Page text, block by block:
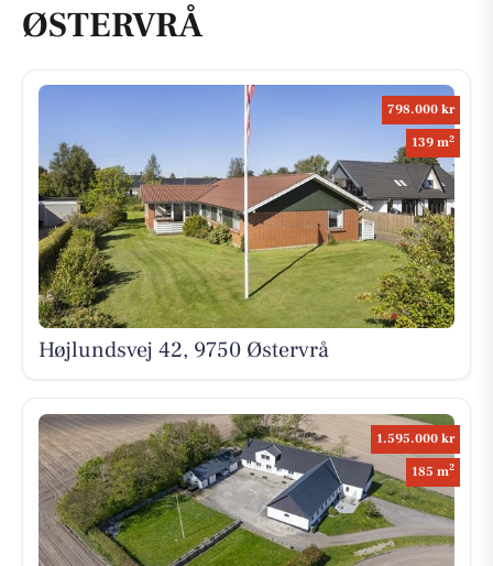
ØSTERVRÅ
798.000 kr
139 m2
Højlundsvej 42, 9750 Østervrå
1.595.000 kr
185 m2